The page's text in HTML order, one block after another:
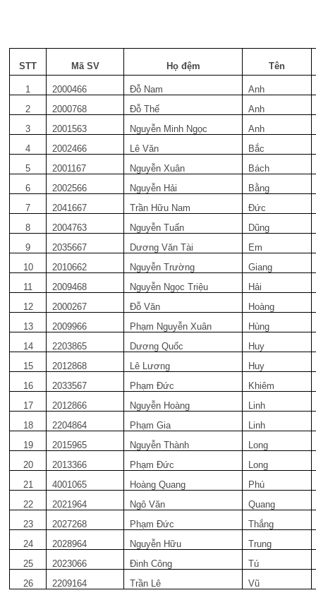
STT Mã SV Họ đệm Tên
1 2000466 Đỗ Nam
Anh
2
2000768 Đỗ Thế
Anh
3
2001563 Nguyễn Minh Ngọc
Anh
4
2002466 Lê Văn
Bắc
5
2001167 Nguyễn Xuân
Bách
6
2002566 Nguyễn Hải
Bằng
7
2041667 Trần Hữu Nam
Đức
8
2004763 Nguyễn Tuấn
Dũng
9
2035667 Dương Văn Tài
Em
10
2010662 Nguyễn Trường
Giang
11
2009468 Nguyễn Ngọc Triệu
Hải
12
2000267 Đỗ Văn
Hoàng
13
2009966 Phạm Nguyễn Xuân
Hùng
14
2203865 Dương Quốc
Huy
15
2012868 Lê Lương
Huy
16
2033567 Phạm Đức
Khiêm
17
2012866 Nguyễn Hoàng
Linh
18
2204864 Phạm Gia
Linh
19
2015965 Nguyễn Thành
Long
20
2013366 Phạm Đức
Long
21
4001065 Hoàng Quang
Phú
22
2021964 Ngô Văn
Quang
23
2027268 Phạm Đức
Thắng
24
2028964 Nguyễn Hữu
Trung
25
2023066 Đinh Công
Tú
26
2209164 Trần Lê Vũ